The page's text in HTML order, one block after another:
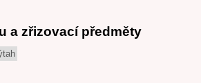
a zřizovací předměty